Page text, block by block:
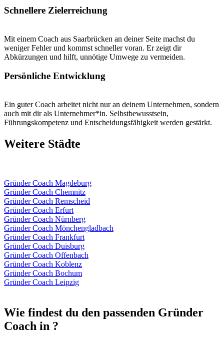
Schnellere Zielerreichung
Mit einem Coach aus Saarbrücken an deiner Seite machst du
weniger Fehler und kommst schneller voran. Er zeigt dir
Abkürzungen und hilft, unnötige Umwege zu vermeiden.
Persönliche Entwicklung
Ein guter Coach arbeitet nicht nur an deinem Unternehmen, sondern
auch mit dir als Unternehmer*in. Selbstbewusstsein,
Führungskompetenz und Entscheidungsfähigkeit werden gestärkt.
Weitere Städte
Gründer Coach Magdeburg
Gründer Coach Chemnitz
Gründer Coach Remscheid
Gründer Coach Erfurt
Gründer Coach Nürnberg
Gründer Coach Mönchengladbach
Gründer Coach Frankfurt
Gründer Coach Duisburg
Gründer Coach Offenbach
Gründer Coach Koblenz
Gründer Coach Bochum
Gründer Coach Leipzig
Wie findest du den passenden Gründer
Coach in ?